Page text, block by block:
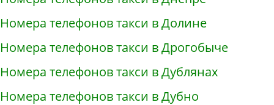
Номера телефонов такси в Долине
Номера телефонов такси в Дрогобыче
Номера телефонов такси в Дублянах
Номера телефонов такси в Дубно